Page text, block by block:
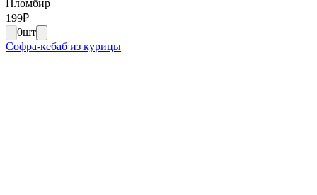
Пломбир
199₽
0шт
Софра-кебаб из курицы